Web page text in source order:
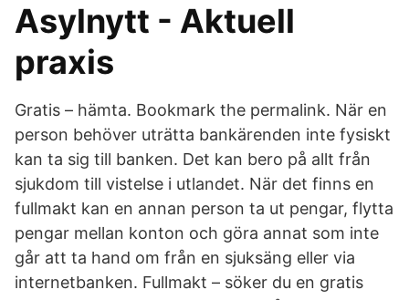
Asylnytt - Aktuell
praxis
Gratis – hämta. Bookmark the permalink. När en
person behöver uträtta bankärenden inte fysiskt
kan ta sig till banken. Det kan bero på allt från
sjukdom till vistelse i utlandet. När det finns en
fullmakt kan en annan person ta ut pengar, flytta
pengar mellan konton och göra annat som inte
går att ta hand om från en sjuksäng eller via
internetbanken. Fullmakt – söker du en gratis